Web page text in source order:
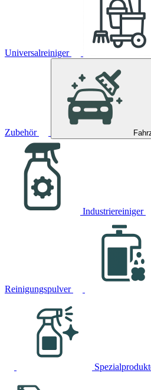
Universalreiniger
Zubehör
Industriereiniger
Reinigungspulver